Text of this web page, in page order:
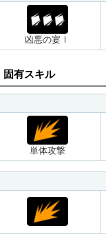
凶悪の宴Ⅰ
固有スキル
単体攻撃